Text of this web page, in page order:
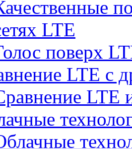
LTE
поверх
LTE с
LTE